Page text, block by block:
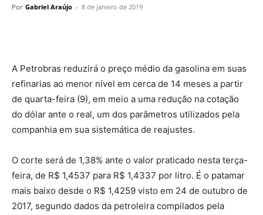
Por Gabriel Araújo - 8 de janeiro de 2019
A Petrobras reduzirá o preço médio da gasolina em suas
refinarias ao menor nível em cerca de 14 meses a partir
de quarta-feira (9), em meio a uma redução na cotação
do dólar ante o real, um dos parâmetros utilizados pela
companhia em sua sistemática de reajustes.
O corte será de 1,38% ante o valor praticado nesta terça-
feira, de R$ 1,4537 para R$ 1,4337 por litro. É o patamar
mais baixo desde o R$ 1,4259 visto em 24 de outubro de
2017, segundo dados da petroleira compilados pela